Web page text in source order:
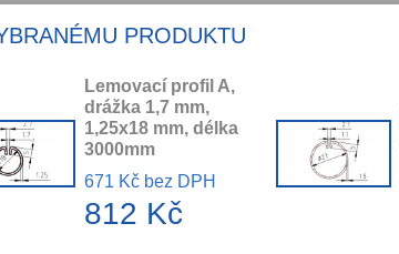
PRODUKTU
Lemovací profil A,
drážka 1,7 mm,
1,25x18 mm, délka
3000mm
671 Kč bez DPH
812 Kč